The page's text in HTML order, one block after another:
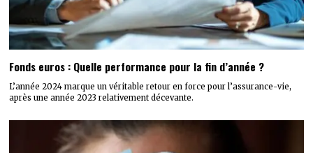
Fonds euros : Quelle performance pour la fin d’année ?
L’année 2024 marque un véritable retour en force pour l’assurance-vie,
après une année 2023 relativement décevante.